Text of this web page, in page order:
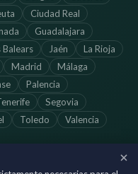
Ciudad Real
Guadalajara
Balears Jaén
La Rioja
Madrid
Málaga
Palencia
Segovia
Toledo
Valencia